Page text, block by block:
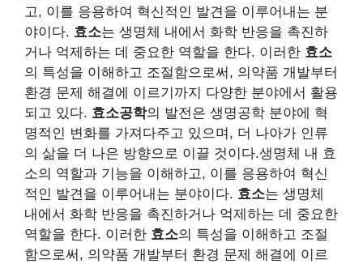
고, 이를 응용하여 혁신적인 발견을 이루어내는 분
야이다. 효소는 생명체 내에서 화학 반응을 촉진하
거나 억제하는 데 중요한 역할을 한다. 이러한 효소
의 특성을 이해하고 조절함으로써, 의약품 개발부터
환경 문제 해결에 이르기까지 다양한 분야에서 활용
되고 있다. 효소공학의 발전은 생명공학 분야에 혁
명적인 변화를 가져다주고 있으며, 더 나아가 인류
의 삶을 더 나은 방향으로 이끌 것이다.생명체 내 효
소의 역할과 기능을 이해하고, 이를 응용하여 혁신
적인 발견을 이루어내는 분야이다. 효소는 생명체
내에서 화학 반응을 촉진하거나 억제하는 데 중요한
역할을 한다. 이러한 효소의 특성을 이해하고 조절
함으로써, 의약품 개발부터 환경 문제 해결에 이르